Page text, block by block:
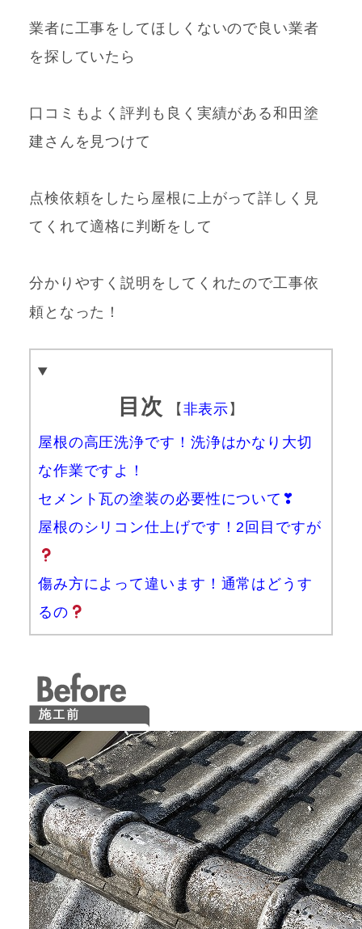
業者に工事をしてほしくないので良い業者
を探していたら
口コミもよく評判も良く実績がある和田塗
建さんを見つけて
点検依頼をしたら屋根に上がって詳しく見
てくれて適格に判断をして
分かりやすく説明をしてくれたので工事依
頼となった！
目次 【 非表示 】
屋根の高圧洗浄です！洗浄はかなり大切
な作業ですよ！
セメント瓦の塗装の必要性について❣
屋根のシリコン仕上げです！2回目ですが
傷み方によって違います！通常はどうす
るの